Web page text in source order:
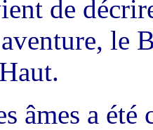
de
le
âmes a